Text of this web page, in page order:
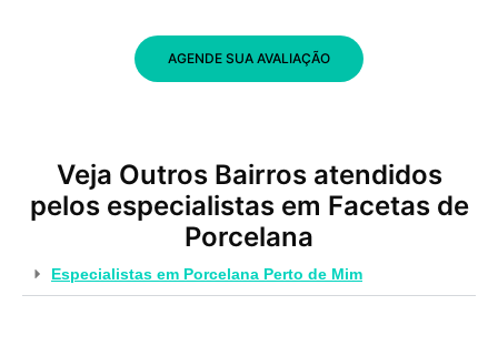
AGENDE SUA AVALIAÇÃO
Veja Outros Bairros atendidos
pelos especialistas em Facetas de
Porcelana
Especialistas em Porcelana Perto de Mim